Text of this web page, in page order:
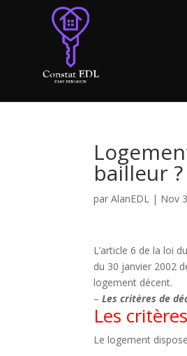
bailleur ?
parAlanEDL | Nov
L’article 6 de la loi
du 30 janvier 2002
logement décent.
–Les critères de
Les
Le logement dispose